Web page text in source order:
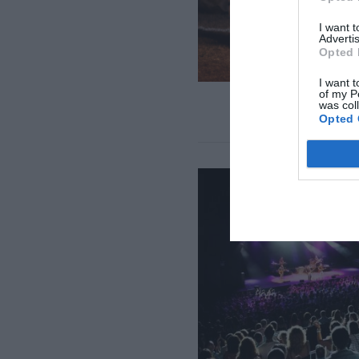
I want
Opted
I want
of my
was
Opted